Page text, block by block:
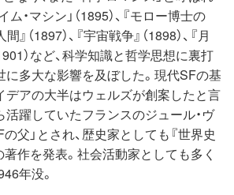
・マシン」（1895）、『モロー博士の
』（1897）、『宇宙戦争』（1898）、『月
）など、科学知識と哲学思想に裏打
多大な影響を及ぼした。現代SFの基
デアの大半はウェルズが創案したと言
活躍していたフランスのジュール・ヴ
父」とされ、歴史家としても『世界史
著作を発表。社会活動家としても多く
年没。